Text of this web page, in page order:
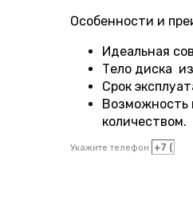
Особенности и
Идеальная
Тело диска
Срок
Возможность
количеством.
Укажите телефон